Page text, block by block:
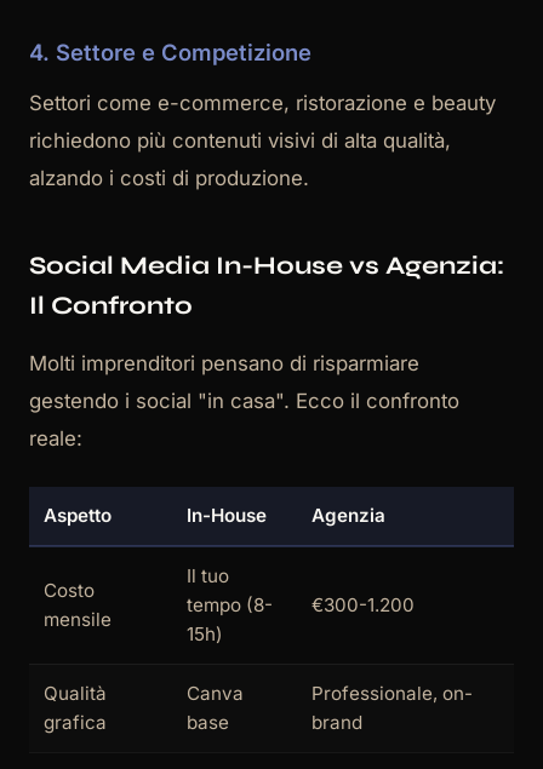
4. Settore e Competizione
Settori come e-commerce, ristorazione e beauty
richiedono più contenuti visivi di alta qualità,
alzando i costi di produzione.
Social Media In-House vs Agenzia:
Il Confronto
Molti imprenditori pensano di risparmiare
gestendo i social "in casa". Ecco il confronto
reale:
Aspetto In-House Agenzia
Costo
mensile
Il tuo
tempo (8-
15h)
€300-1.200
Qualità
grafica
Canva
base
Professionale, on-
brand